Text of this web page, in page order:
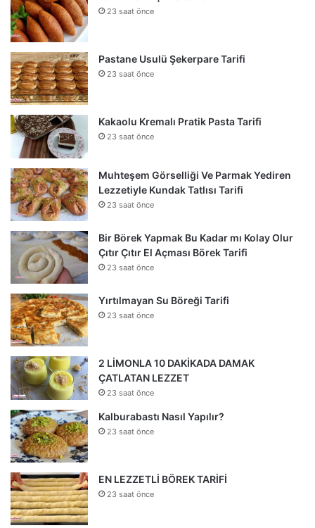
23 saat önce
Pastane Usulü Şekerpare Tarifi
23 saat önce
Kakaolu Kremalı Pratik Pasta Tarifi
23 saat önce
Muhteşem Görselliği Ve Parmak Yediren
Lezzetiyle Kundak Tatlısı Tarifi
23 saat önce
Bir Börek Yapmak Bu Kadar mı Kolay Olur
Çıtır Çıtır El Açması Börek Tarifi
23 saat önce
Yırtılmayan Su Böreği Tarifi
23 saat önce
2 LİMONLA 10 DAKİKADA DAMAK
ÇATLATAN LEZZET
23 saat önce
Kalburabastı Nasıl Yapılır?
23 saat önce
EN LEZZETLİ BÖREK TARİFİ
23 saat önce